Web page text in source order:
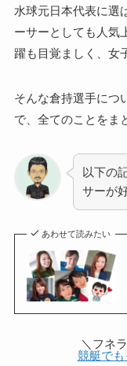
水球元日本代表に選
ーサーとしても人気
躍も目覚ましく、女
そんな倉持選手につ
で、全てのことをま
以下の
サーが
あわせて読みたい
＼フネ
競艇で